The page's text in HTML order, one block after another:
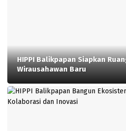
HIPPI Balikpapan Siapkan
Wirausahawan Baru